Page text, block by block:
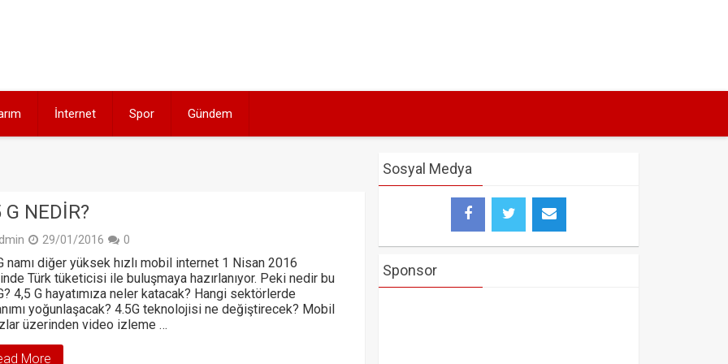
İnternet Spor Gündem
G NEDIR?
29/01/2016 0
namı diğer yüksek hızlı mobil internet 1 Nisan 2016
Türk tüketicisi ile buluşmaya hazırlanıyor. Peki nedir bu
4,5 G hayatımıza neler katacak? Hangi sektörlerde
yoğunlaşacak? 4.5G teknolojisi ne değiştirecek? Mobil
üzerinden video izleme …
More
Sosyal Medya
Sponsor